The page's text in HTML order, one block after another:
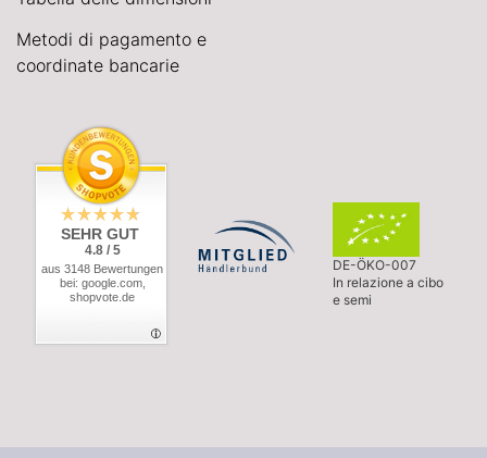
Metodi di pagamento e
coordinate bancarie
SEHR GUT
4.8 / 5
aus 3148 Bewertungen
bei: google.com,
shopvote.de
DE-ÖKO-007
In relazione a cibo
e semi